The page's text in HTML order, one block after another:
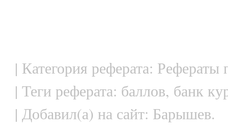
| Категория реферата:
| Теги реферата: баллов, банк
| Добавил(а) на сайт: Барышев.